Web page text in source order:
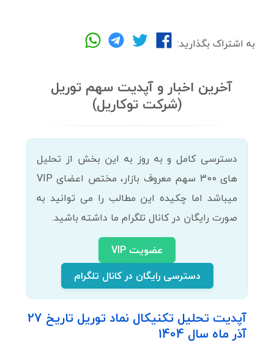
به اشتراک بگذارید:
آخرین اخبار و آپدیت سهم توریل
(شرکت توکاریل)
دسترسی کامل و به روز به این بخش از تحلیل
های 300 سهم معروف بازار، مختص اعضای VIP
میباشد اما چکیده این مطالب را می توانید به
صورت رایگان در کانال تلگرام ما داشته باشید.
عضویت VIP
دسترسی رایگان در کانال تلگرام
آپدیت تحلیل تکنیکال نماد توریل تاریخ 27
آذر ماه سال 1404